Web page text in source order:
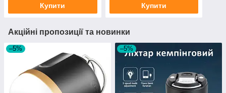
Купити Купити
Акційні пропозиції та новинки
–5% –5%